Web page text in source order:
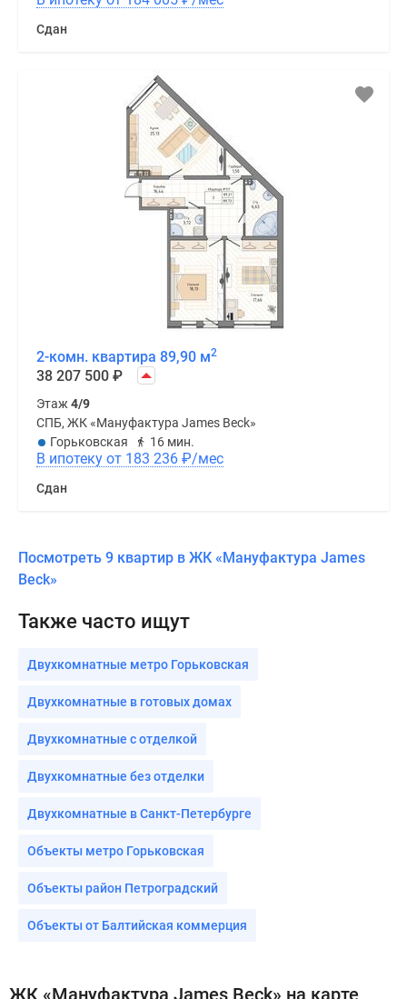
Сдан
2-комн. квартира 89,90 м2
38 207 500 ₽
Этаж4/9
СПБ, ЖК «Мануфактура James Beck»
Горьковская
16 мин.
В ипотеку от 183 236 ₽/мес
Сдан
Посмотреть 9 квартир в ЖК «Мануфактура James
Beck»
Также часто ищут
Двухкомнатные метро Горьковская
Двухкомнатные в готовых домах
Двухкомнатные с отделкой
Двухкомнатные без отделки
Двухкомнатные в Санкт-Петербурге
Объекты метро Горьковская
Объекты район Петроградский
Объекты от Балтийская коммерция